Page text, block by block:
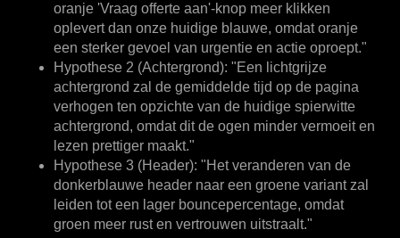
oranje 'Vraag offerte aan'-knop meer klikken
oplevert dan onze huidige blauwe, omdat oranje
een sterker gevoel van urgentie en actie oproept."
Hypothese 2 (Achtergrond): "Een lichtgrijze
achtergrond zal de gemiddelde tijd op de pagina
verhogen ten opzichte van de huidige spierwitte
achtergrond, omdat dit de ogen minder vermoeit en
lezen prettiger maakt."
Hypothese 3 (Header): "Het veranderen van de
donkerblauwe header naar een groene variant zal
leiden tot een lager bouncepercentage, omdat
groen meer rust en vertrouwen uitstraalt."